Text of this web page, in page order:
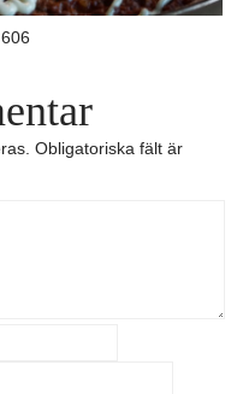
Obligatoriska fält är